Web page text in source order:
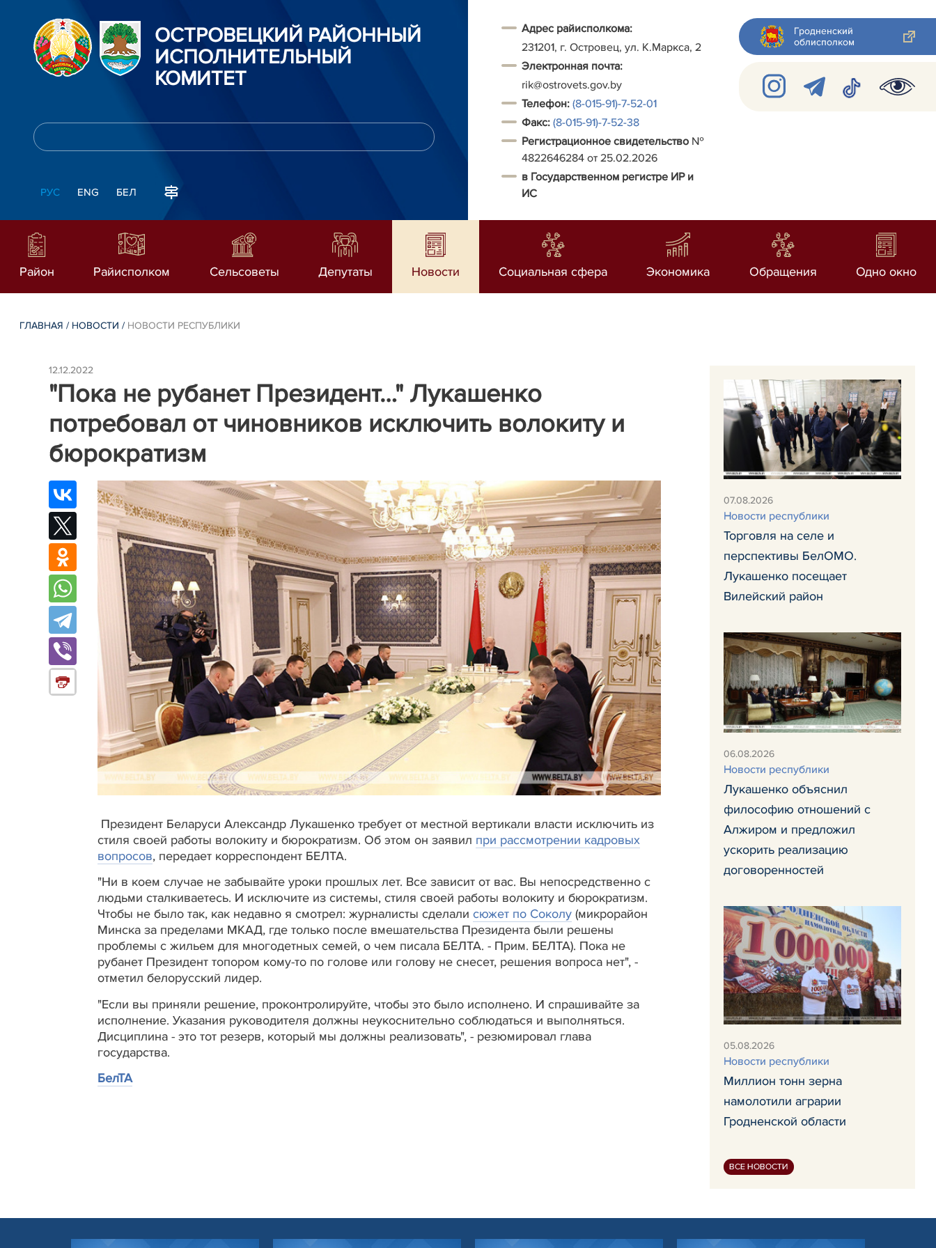
ОСТРОВЕЦКИЙ РАЙОННЫЙ
ИСПОЛНИТЕЛЬНЫЙ
КОМИТЕТ
РУС ENG БЕЛ
Адрес райисполкома:
231201, г. Островец, ул. К.Маркса, 2
Электронная почта:
rik@ostrovets.gov.by
Телефон: (8-015-91)-7-52-01
Факс: (8-015-91)-7-52-38
Регистрационное свидетельство №
4822646284 от 25.02.2026
в Государственном регистре ИР и
ИС
Гродненский
облисполком
Район Райисполком Сельсоветы Депутаты Новости Социальная сфера Экономика Обращения Одно окно
ГЛАВНАЯ / НОВОСТИ / НОВОСТИ РЕСПУБЛИКИ
12.12.2022
"Пока не рубанет Президент…" Лукашенко
потребовал от чиновников исключить волокиту и
бюрократизм
Президент Беларуси Александр Лукашенко требует от местной вертикали власти исключить из
стиля своей работы волокиту и бюрократизм. Об этом он заявил при рассмотрении кадровых
вопросов, передает корреспондент БЕЛТА.
"Ни в коем случае не забывайте уроки прошлых лет. Все зависит от вас. Вы непосредственно с
людьми сталкиваетесь. И исключите из системы, стиля своей работы волокиту и бюрократизм.
Чтобы не было так, как недавно я смотрел: журналисты сделали сюжет по Соколу (микрорайон
Минска за пределами МКАД, где только после вмешательства Президента были решены
проблемы с жильем для многодетных семей, о чем писала БЕЛТА. - Прим. БЕЛТА). Пока не
рубанет Президент топором кому-то по голове или голову не снесет, решения вопроса нет", -
отметил белорусский лидер.
"Если вы приняли решение, проконтролируйте, чтобы это было исполнено. И спрашивайте за
исполнение. Указания руководителя должны неукоснительно соблюдаться и выполняться.
Дисциплина - это тот резерв, который мы должны реализовать", - резюмировал глава
государства.
БелТА
07.08.2026
Новости республики
Торговля на селе и
перспективы БелОМО.
Лукашенко посещает
Вилейский район
06.08.2026
Новости республики
Лукашенко объяснил
философию отношений с
Алжиром и предложил
ускорить реализацию
договоренностей
05.08.2026
Новости республики
Миллион тонн зерна
намолотили аграрии
Гродненской области
ВСЕ НОВОСТИ